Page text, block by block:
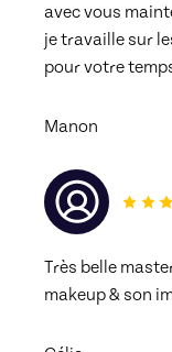
avec vous
je travaille sur
pour votre
Manon
Très belle
makeup & son